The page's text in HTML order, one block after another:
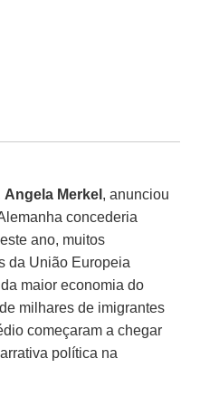
Angela Merkel , anunciou
concederia
ano, muitos
da União Europeia
maior economia do
milhares de imigrantes
começaram a chegar
política na